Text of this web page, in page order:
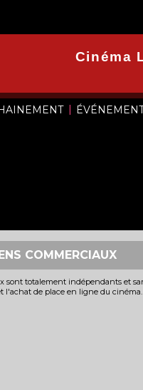
|
Cinéma
COMMERCIAUX
sont totalement indépendants et
l'achat de place en ligne du cinéma.